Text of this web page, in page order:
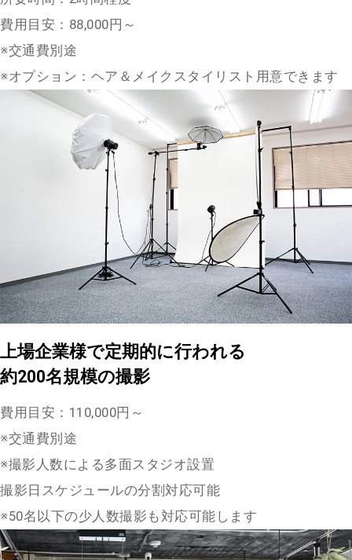
費用目安：88,000円～
※交通費別途
※オプション：ヘア＆メイクスタイリスト用意できます
上場企業様で定期的に行われる
約200名規模の撮影
費用目安：110,000円～
※交通費別途
※撮影人数による多面スタジオ設置
撮影日スケジュールの分割対応可能
※50名以下の少人数撮影も対応可能します